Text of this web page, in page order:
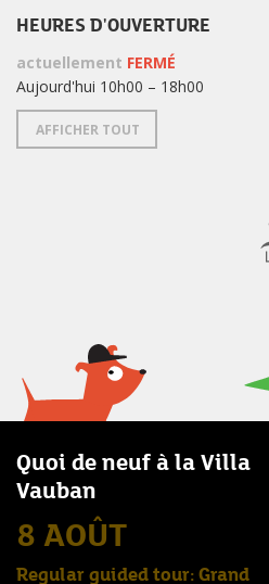
HEURES D'OUVERTURE
actuellement FERMÉ
Aujourd'hui 10h00 – 18h00
AFFICHER TOUT
Quoi de neuf à la Villa
Vauban
8 AOÛT
Regular guided tour: Grand